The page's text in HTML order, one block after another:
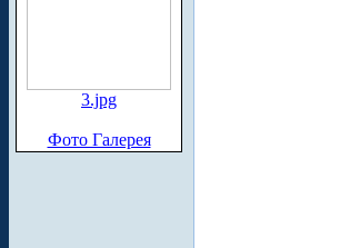
3.jpg
Фото Галерея